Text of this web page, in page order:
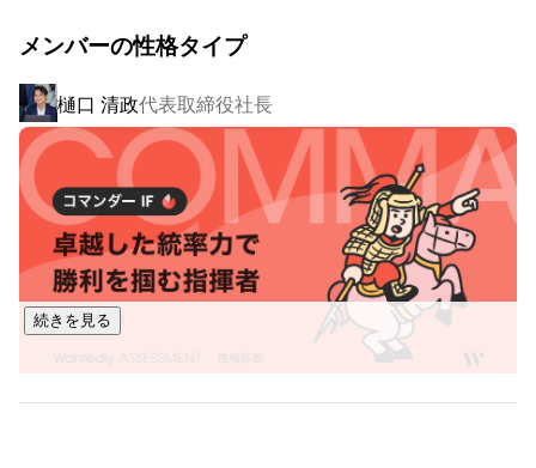
充を目指しています。会社としてもさまざまな業界の課題を
解決できるよう尽力し、新たなサービスなども展開していく
予定です。
■ベストベンチャー100に選出■
「ベストベンチャー100」とは、これから成長が期待される
ベンチャー企業100社限定のサイトで、ベンチャー通信を運
営するイシン株式会社が提供する法人向け有料会員制サービ
スになります。
イシン株式会社にエントリーした企業の中から、イシン株式
会社が厳正な審査のもと選出したベンチャー企業100社が
「ベストベンチャー100」として紹介されます。
メンバーの性格タイプ
樋口 清政代表取締役社長
続きを見る